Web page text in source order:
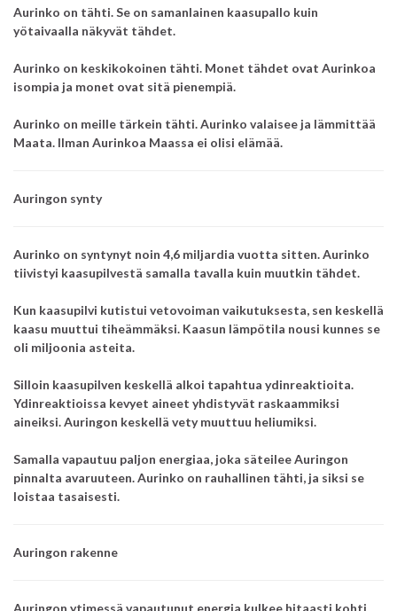
Aurinko on tähti. Se on samanlainen kaasupallo kuin
yötaivaalla näkyvät tähdet.
Aurinko on keskikokoinen tähti. Monet tähdet ovat Aurinkoa
isompia ja monet ovat sitä pienempiä.
Aurinko on meille tärkein tähti. Aurinko valaisee ja lämmittää
Maata. Ilman Aurinkoa Maassa ei olisi elämää.
Auringon synty
Aurinko on syntynyt noin 4,6 miljardia vuotta sitten. Aurinko
tiivistyi kaasupilvestä samalla tavalla kuin muutkin tähdet.
Kun kaasupilvi kutistui vetovoiman vaikutuksesta, sen keskellä
kaasu muuttui tiheämmäksi. Kaasun lämpötila nousi kunnes se
oli miljoonia asteita.
Silloin kaasupilven keskellä alkoi tapahtua ydinreaktioita.
Ydinreaktioissa kevyet aineet yhdistyvät raskaammiksi
aineiksi. Auringon keskellä vety muuttuu heliumiksi.
Samalla vapautuu paljon energiaa, joka säteilee Auringon
pinnalta avaruuteen. Aurinko on rauhallinen tähti, ja siksi se
loistaa tasaisesti.
Auringon rakenne